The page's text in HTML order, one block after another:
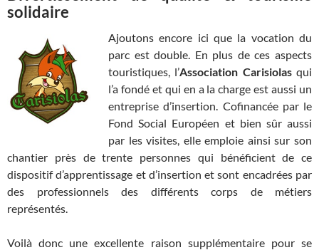
solidaire
Ajoutons encore ici que la vocation du
parc est double. En plus de ces aspects
touristiques, l’Association Carisiolasqui
l’a fondé et qui en a la charge est aussi un
entreprise d’insertion. Cofinancée par le
Fond Social Européen et bien sûr aussi
par les visites, elle emploie ainsi sur son
chantier près de trente personnes qui bénéficient de ce
dispositif d’apprentissage et d’insertion et sont encadrées par
des professionnels des différents corps de métiers
représentés.
Voilà donc une excellente raison supplémentaire pour se